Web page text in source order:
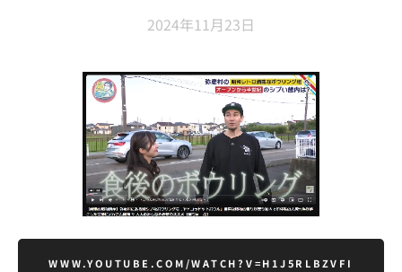
2024年11月23日
WWW.YOUTUBE.COM/WATCH?V=H1J5RLBZVFI